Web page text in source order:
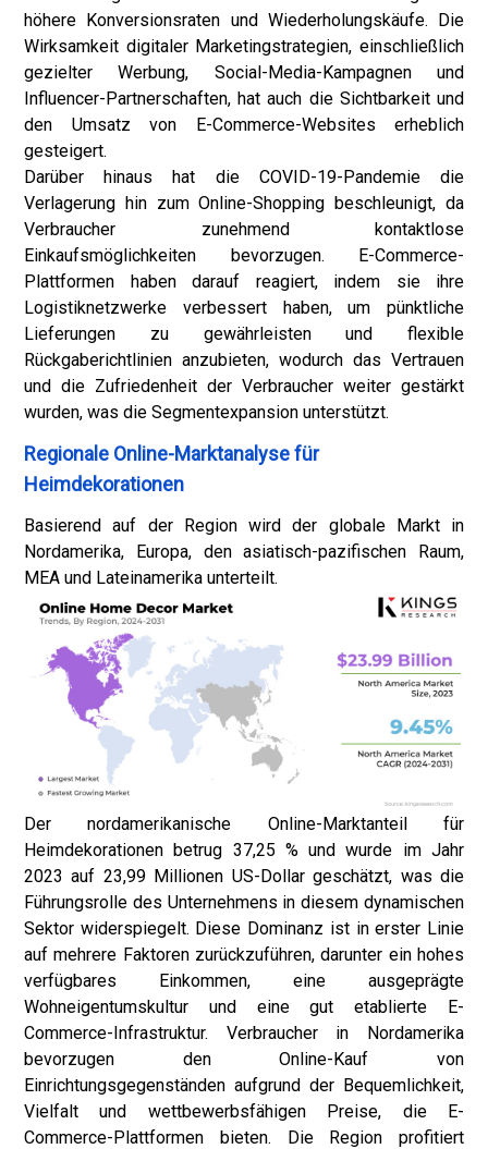
höhere Konversionsraten und Wiederholungskäufe. Die
Wirksamkeit digitaler Marketingstrategien, einschließlich
gezielter Werbung, Social-Media-Kampagnen und
Influencer-Partnerschaften, hat auch die Sichtbarkeit und
den Umsatz von E-Commerce-Websites erheblich
gesteigert.
Darüber hinaus hat die COVID-19-Pandemie die
Verlagerung hin zum Online-Shopping beschleunigt, da
Verbraucher zunehmend kontaktlose
Einkaufsmöglichkeiten bevorzugen. E-Commerce-
Plattformen haben darauf reagiert, indem sie ihre
Logistiknetzwerke verbessert haben, um pünktliche
Lieferungen zu gewährleisten und flexible
Rückgaberichtlinien anzubieten, wodurch das Vertrauen
und die Zufriedenheit der Verbraucher weiter gestärkt
wurden, was die Segmentexpansion unterstützt.
Regionale Online-Marktanalyse für
Heimdekorationen
Basierend auf der Region wird der globale Markt in
Nordamerika, Europa, den asiatisch-pazifischen Raum,
MEA und Lateinamerika unterteilt.
Der nordamerikanische Online-Marktanteil für
Heimdekorationen betrug 37,25 % und wurde im Jahr
2023 auf 23,99 Millionen US-Dollar geschätzt, was die
Führungsrolle des Unternehmens in diesem dynamischen
Sektor widerspiegelt. Diese Dominanz ist in erster Linie
auf mehrere Faktoren zurückzuführen, darunter ein hohes
verfügbares Einkommen, eine ausgeprägte
Wohneigentumskultur und eine gut etablierte E-
Commerce-Infrastruktur. Verbraucher in Nordamerika
bevorzugen den Online-Kauf von
Einrichtungsgegenständen aufgrund der Bequemlichkeit,
Vielfalt und wettbewerbsfähigen Preise, die E-
Commerce-Plattformen bieten. Die Region profitiert